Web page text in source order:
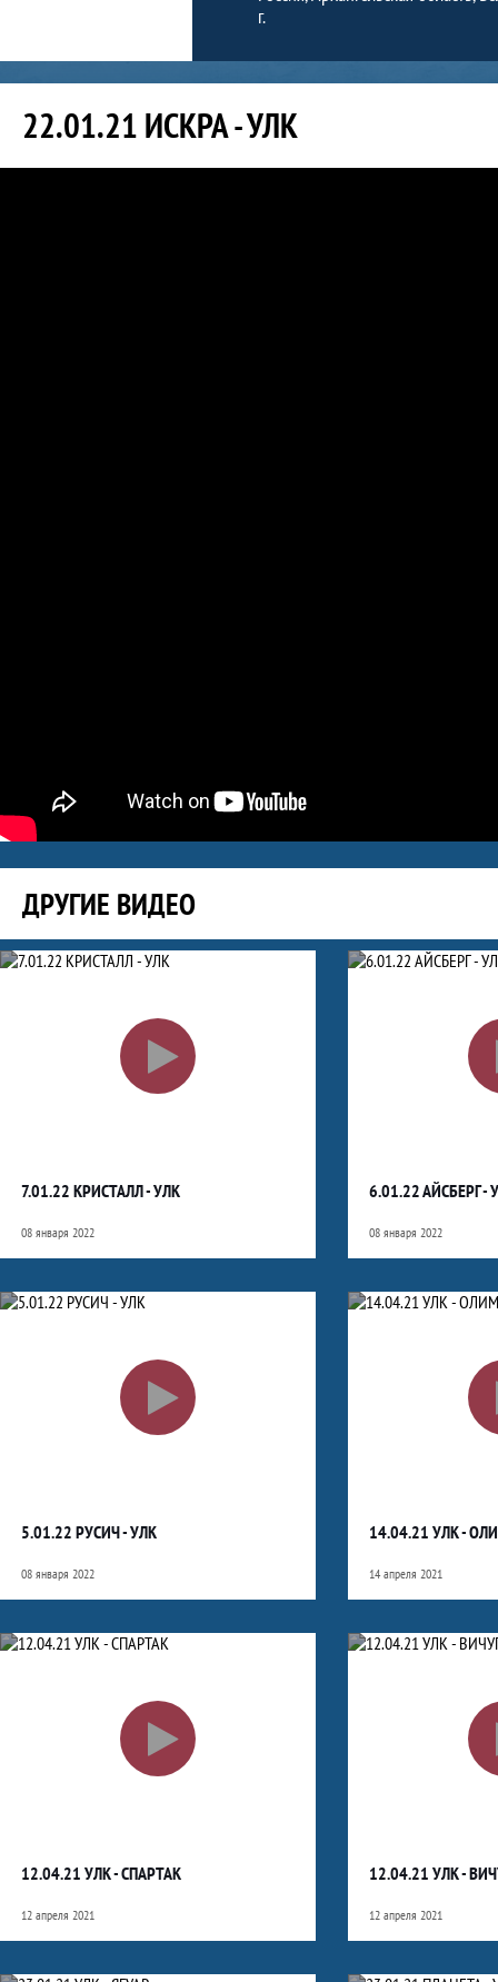
г.
22.01.21 ИСКРА - УЛК
ДРУГИЕ ВИДЕО
Видео
7.01.22 КРИСТАЛЛ - УЛК
08 января 2022
6.01.22 АЙСБЕРГ -
08 января 2022
5.01.22 РУСИЧ - УЛК
08 января 2022
14.04.21 УЛК -
14 апреля 2021
12.04.21 УЛК - СПАРТАК
12 апреля 2021
12.04.21 УЛК -
12 апреля 2021